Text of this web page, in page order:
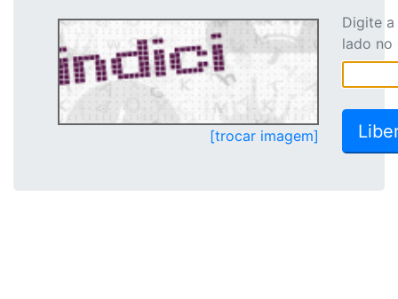
[trocar imagem]
Digite
lado no